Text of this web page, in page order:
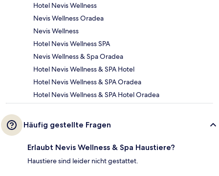
Hotel Nevis Wellness
Nevis Wellness Oradea
Nevis Wellness
Hotel Nevis Wellness SPA
Nevis Wellness & Spa Oradea
Hotel Nevis Wellness & SPA Hotel
Hotel Nevis Wellness & SPA Oradea
Hotel Nevis Wellness & SPA Hotel Oradea
Häufig gestellte Fragen
Erlaubt Nevis Wellness & Spa Haustiere?
Haustiere sind leider nicht gestattet.